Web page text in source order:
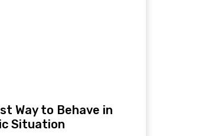
Way to Behave in
Situation